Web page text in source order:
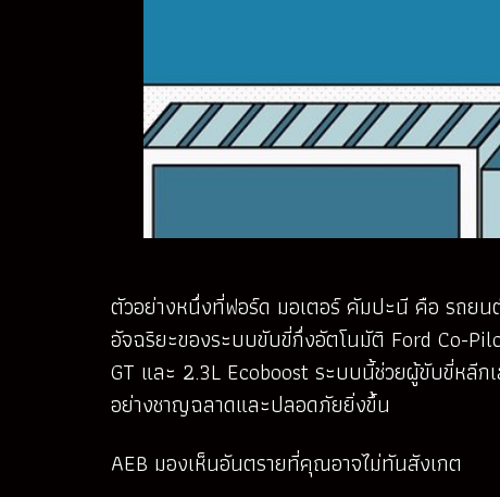
ตัวอย่างหนึ่งที่ฟอร์ด มอเตอร์ คัมปะนี คือ รถยน
อัจฉริยะของระบบขับขี่กึ่งอัตโนมัติ Ford Co-
GT และ 2.3L Ecoboost ระบบนี้ช่วยผู้ขับขี่หลีก
อย่างชาญฉลาดและปลอดภัยยิ่งขึ้น
AEB มองเห็นอันตรายที่คุณอาจไม่ทันสังเกต